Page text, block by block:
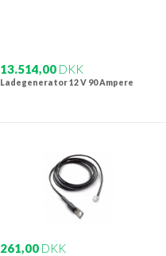
13.514,00 DKK
Ladegenerator 12 V 90 Ampere
261,00 DKK